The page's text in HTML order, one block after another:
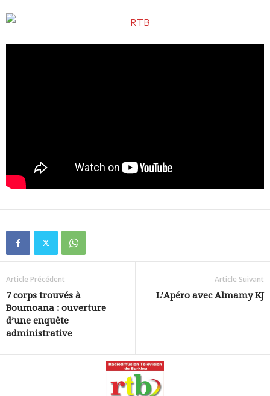
Article Précédent
7 corps trouvés à
Boumoana : ouverture
d’une enquête
administrative
Article Suivant
L’Apéro avec Almamy KJ